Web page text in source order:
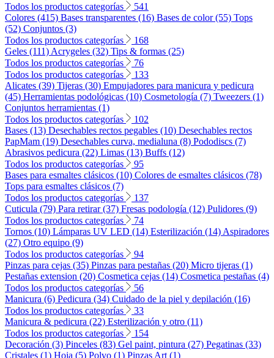
Todos los productos categorías
541
Colores (415) Bases transparentes (16) Bases de color (55) Tops
(52) Conjuntos (3)
Todos los productos categorías
168
Geles (111) Acrygeles (32) Tips & formas (25)
Todos los productos categorías
76
Todos los productos categorías
133
Alicates (39) Tijeras (30) Empujadores para manicura y pedicura
(45) Herramientas podológicas (10) Cosmetología (7) Tweezers (1)
Conjuntos herramientas (1)
Todos los productos categorías
102
Bases (13) Desechables rectos pegables (10) Desechables rectos
PapMam (19) Desechables curva, medialuna (8) Pododiscs (7)
Abrasivos pedicura (22) Limas (13) Buffs (12)
Todos los productos categorías
95
Bases para esmaltes clásicos (10) Colores de esmaltes clásicos (78)
Tops para esmaltes clásicos (7)
Todos los productos categorías
137
Cuticula (79) Para retirar (37) Fresas podología (12) Pulidores (9)
Todos los productos categorías
74
Tornos (10) Lámparas UV LED (14) Esterilización (14) Aspiradores
(27) Otro equipo (9)
Todos los productos categorías
94
Pinzas para cejas (35) Pinzas para pestañas (20) Micro tijeras (1)
Pestañas extension (20) Cosmetica cejas (14) Cosmetica pestañas (4)
Todos los productos categorías
56
Manicura (6) Pedicura (34) Cuidado de la piel y depilación (16)
Todos los productos categorías
33
Manicura & pedicura (22) Esterilización y otro (11)
Todos los productos categorías
154
Decoración (3) Pinceles (83) Gel paint, pintura (27) Pegatinas (33)
Cristales (1) Hoja (5) Polvo (1) Pinzas Art (1)